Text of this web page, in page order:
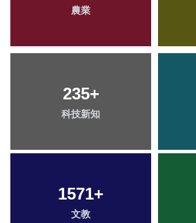
農業
235+
科技新知
1571+
文教